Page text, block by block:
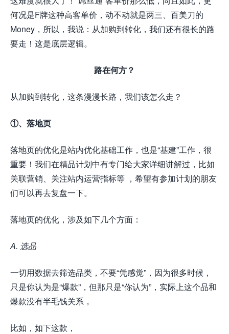
何况是F牌这种高客单价，动不动就是两三、百美刀的
Money，所以，我说：从加购到转化，我们还有很长的路
要走！这是底层逻辑。
路在何方？
从加购到转化，这条漫漫长路，我们该怎么走？
①、落地页
落地页的优化是站内优化基础工作，也是“基建”工作，很
重要！我们在精品计划中有专门给大家详细讲解过，比如
关联营销、关注站内运营指标等 ，希望有参加计划的朋友
们可以再去复盘一下。
落地页的优化，涉及如下几个方面：
A. 选品
一切用数据去筛选品类，不要“凭感觉”，因为很多时候，
只是你认为是“爆款”，但那只是“你认为”，实际上这个品和
爆款没有半毛钱关系，
比如，如下这款，